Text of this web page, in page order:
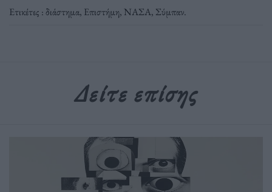
Ετικέτες :διάστημα, Επιστήμη, ΝΑΣΑ, Σύμπαν.
Δείτε επίσης